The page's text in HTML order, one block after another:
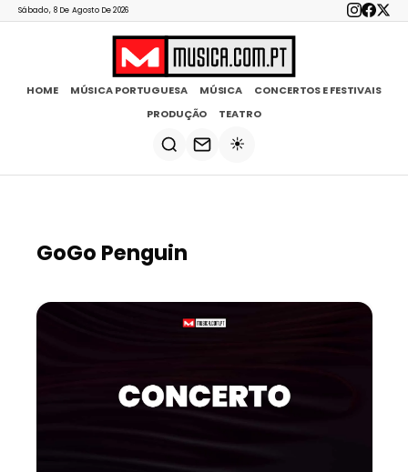
Sábado, 8 De Agosto De 2026
HOME MÚSICA PORTUGUESA MÚSICA
CONCERTOS E FESTIVAIS
PRODUÇÃO
TEATRO
☀️
GoGo Penguin